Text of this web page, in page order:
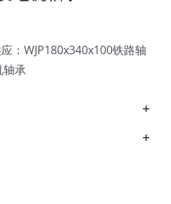
：WJP180x340x100铁路轴
轴承